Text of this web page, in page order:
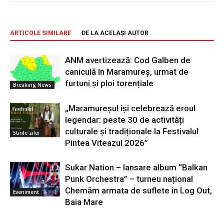
ARTICOLE SIMILARE DE LA ACELAȘI AUTOR
Breaking News
ANM avertizează: Cod Galben de
caniculă în Maramureș, urmat de
furtuni și ploi torențiale
Stirile zilei
„Maramureșul își celebrează eroul
legendar: peste 30 de activități
culturale și tradiționale la Festivalul
Pintea Viteazul 2026”
Eveniment
Sukar Nation – lansare album “Balkan
Punk Orchestra” – turneu național
Chemăm armata de suflete în Log Out,
Baia Mare